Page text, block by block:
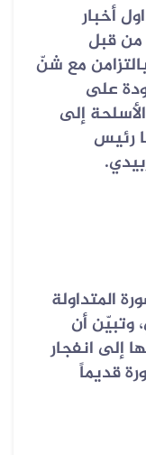
أخبار
قبل
مع شنّ
على
إلى
رئيس
المتداولة
وتبيّن أن
إلى انفجار
قديماً